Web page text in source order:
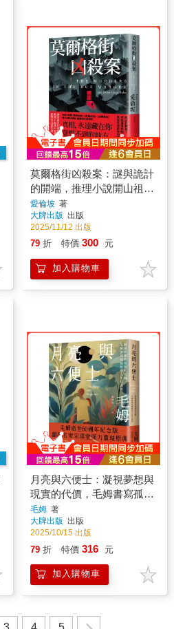
莫爾格街凶殺案：謎與詭計
的開端，推理小說開山祖愛
倫坡，推理奇幻傑作選
愛倫坡 著
大牌出版 出版
2025/11/12 出版
79 折 特價 300 元
加入購物車
月亮與六便士：凝視夢想與
現實的代價，毛姆書寫孤絕
叛逆人生代表作
毛姆 著
大牌出版 出版
2025/10/15 出版
79 折 特價 316 元
加入購物車